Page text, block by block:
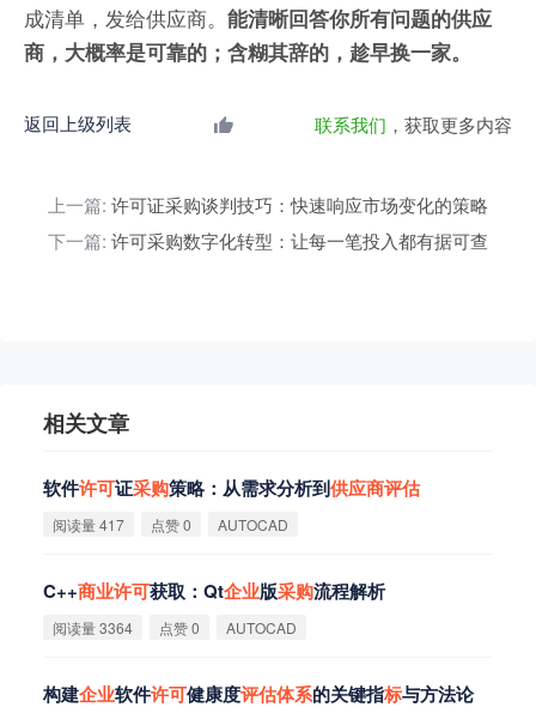
成清单，发给供应商。 能清晰回答你所有问题的供应
商，大概率是可靠的；含糊其辞的，趁早换一家。
返回上级列表 联系我们 ，获取更多内容
上一篇: 许可证采购谈判技巧：快速响应市场变化的策略
下一篇: 许可采购数字化转型：让每一笔投入都有据可查
相关文章
软件许可证采购策略：从需求分析到供应商评估
阅读量 417 点赞 0 AUTOCAD
C++商业许可获取：Qt企业版采购流程解析
阅读量 3364 点赞 0 AUTOCAD
构建企业软件许可健康度评估体系的关键指标与方法论